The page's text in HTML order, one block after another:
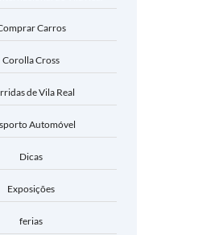
Carros
Corolla Cross
de Vila Real
Automóvel
Dicas
Exposições
ferias